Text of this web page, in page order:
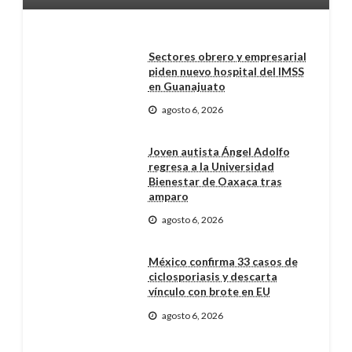
Sectores obrero y empresarial
piden nuevo hospital del IMSS
en Guanajuato
agosto 6, 2026
Joven autista Ángel Adolfo
regresa a la Universidad
Bienestar de Oaxaca tras
amparo
agosto 6, 2026
México confirma 33 casos de
ciclosporiasis y descarta
vínculo con brote en EU
agosto 6, 2026